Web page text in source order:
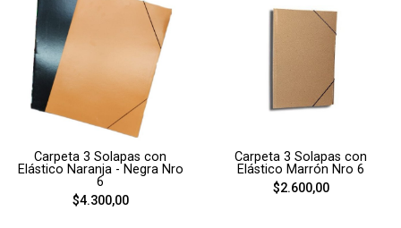
Carpeta 3 Solapas con
Elástico Naranja - Negra Nro
6
$4.300,00
Carpeta 3 Solapas con
Elástico Marrón Nro 6
$2.600,00